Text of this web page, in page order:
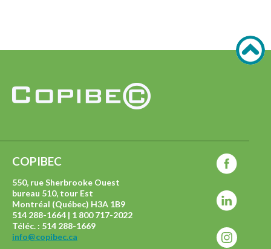
COPIBEC
550, rue Sherbrooke Ouest
bureau 510, tour Est
Montréal (Québec) H3A 1B9
514 288-1664 | 1 800 717-2022
Téléc. : 514 288-1669
info@copibec.ca